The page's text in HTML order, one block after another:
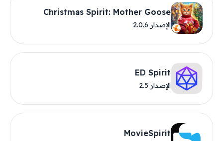
Christmas Spirit: Mother Goose
الإصدار 2.0.6
ED Spirit
الإصدار 2.5
MovieSpirit